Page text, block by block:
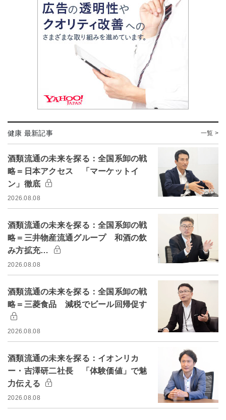
健康 最新記事 一覧 >
酒類流通の未来を探る：全国系卸の戦
略＝日本アクセス 「マーケットイ
ン」徹底
2026.08.08
酒類流通の未来を探る：全国系卸の戦
略＝三井物産流通グループ 和酒の飲
み方拡充…
2026.08.08
酒類流通の未来を探る：全国系卸の戦
略＝三菱食品 減税でビール回帰促す
2026.08.08
酒類流通の未来を探る：イオンリカ
ー・吉澤研二社長 「体験価値」で魅
力伝える
2026.08.08